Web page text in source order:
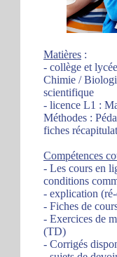
Matières :
- collège et
Chimie /
scientifique
- licence L1 :
Méthodes :
fiches
Compétences
- Les cours en
conditions
- explication
- Fiches de
- Exercices de
(TD)
- Corrigés